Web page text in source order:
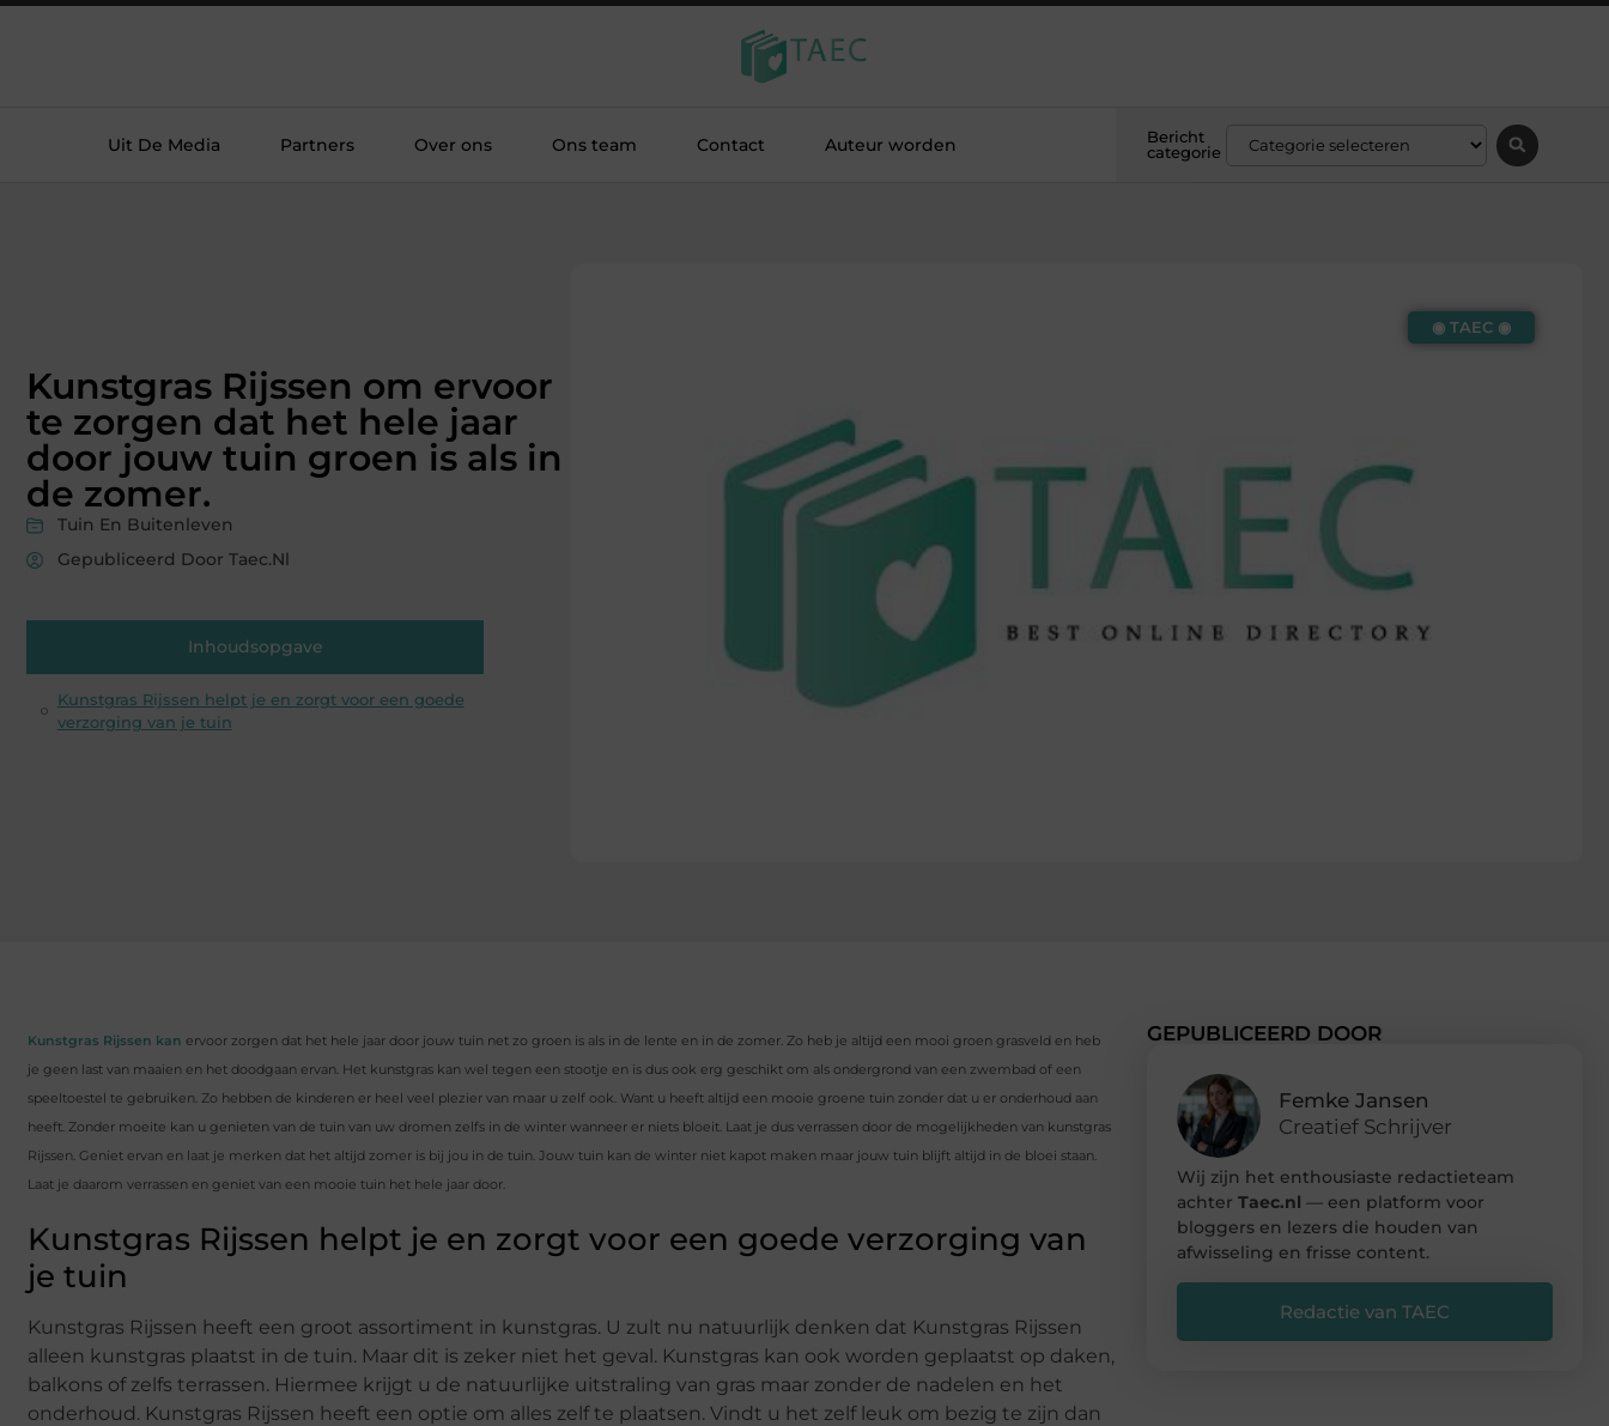
Uit De Media Partners Over ons Ons team Contact Auteur worden
Bericht
categorie
Kunstgras Rijssen om ervoor
te zorgen dat het hele jaar
door jouw tuin groen is als in
de zomer.
Tuin En Buitenleven
Gepubliceerd Door Taec.nl
Inhoudsopgave
Kunstgras Rijssen helpt je en zorgt voor een goede
verzorging van je tuin
◉ TAEC ◉
Kunstgras Rijssen kan ervoor zorgen dat het hele jaar door jouw tuin net zo groen is als in de lente en in de zomer. Zo heb je altijd een mooi groen grasveld en heb
je geen last van maaien en het doodgaan ervan. Het kunstgras kan wel tegen een stootje en is dus ook erg geschikt om als ondergrond van een zwembad of een
speeltoestel te gebruiken. Zo hebben de kinderen er heel veel plezier van maar u zelf ook. Want u heeft altijd een mooie groene tuin zonder dat u er onderhoud aan
heeft. Zonder moeite kan u genieten van de tuin van uw dromen zelfs in de winter wanneer er niets bloeit. Laat je dus verrassen door de mogelijkheden van kunstgras
Rijssen. Geniet ervan en laat je merken dat het altijd zomer is bij jou in de tuin. Jouw tuin kan de winter niet kapot maken maar jouw tuin blijft altijd in de bloei staan.
Laat je daarom verrassen en geniet van een mooie tuin het hele jaar door.
Kunstgras Rijssen helpt je en zorgt voor een goede verzorging van
je tuin
Kunstgras Rijssen heeft een groot assortiment in kunstgras. U zult nu natuurlijk denken dat Kunstgras Rijssen
alleen kunstgras plaatst in de tuin. Maar dit is zeker niet het geval. Kunstgras kan ook worden geplaatst op daken,
balkons of zelfs terrassen. Hiermee krijgt u de natuurlijke uitstraling van gras maar zonder de nadelen en het
onderhoud. Kunstgras Rijssen heeft een optie om alles zelf te plaatsen. Vindt u het zelf leuk om bezig te zijn dan
GEPUBLICEERD DOOR
Femke Jansen
Creatief Schrijver
Wij zijn het enthousiaste redactieteam
achter Taec.nl — een platform voor
bloggers en lezers die houden van
afwisseling en frisse content.
Redactie van TAEC